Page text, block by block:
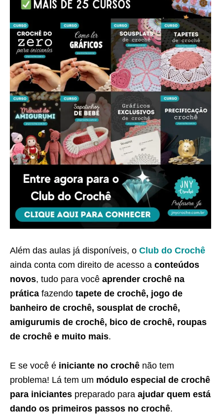
Além das aulas já disponíveis, o Club do Crochê
ainda conta com direito de acesso a conteúdos
novos, tudo para você aprender crochê na
prática fazendo tapete de crochê, jogo de
banheiro de crochê, sousplat de crochê,
amigurumis de crochê, bico de crochê, roupas
de crochê e muito mais.
E se você é iniciante no crochê não tem
problema! Lá tem um módulo especial de crochê
para iniciantes preparado para ajudar quem está
dando os primeiros passos no crochê.